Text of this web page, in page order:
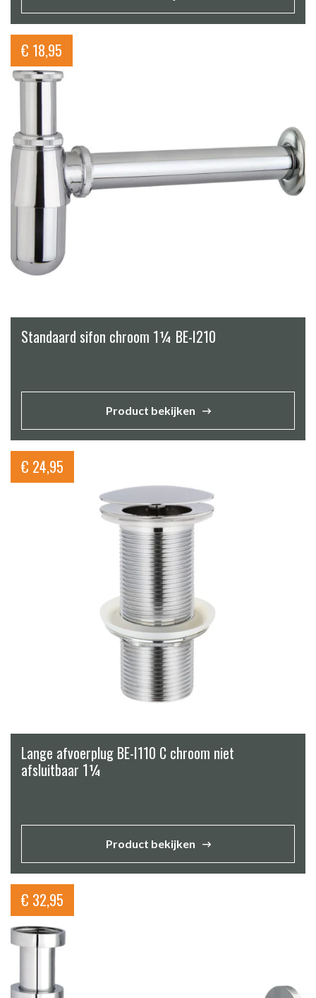
€ 18,95
Standaard sifon chroom 1¼ BE-I210
Product bekijken
€ 24,95
Lange afvoerplug BE-I110 C chroom niet
afsluitbaar 1¼
Product bekijken
€ 32,95